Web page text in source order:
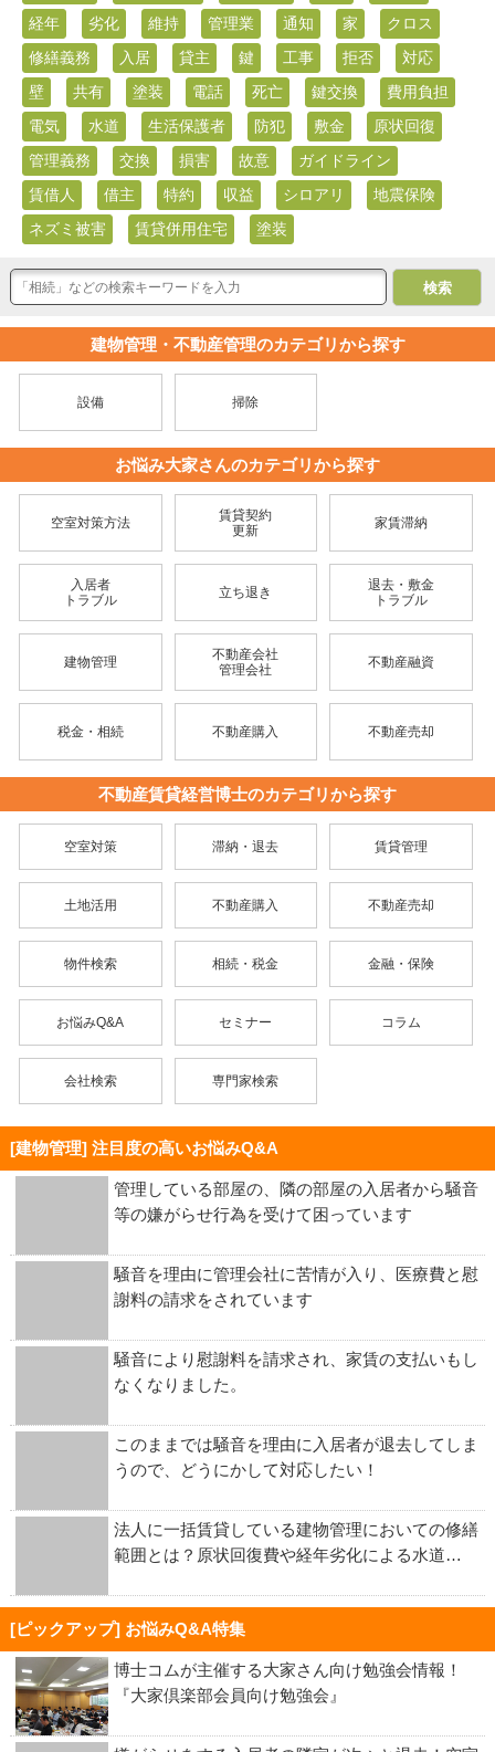
経年
劣化 維持 管理業 通知 家
クロス
修繕義務
入居 貸主 鍵 工事 拒否
対応
壁
共有 塗装 電話 死亡 鍵交換
費用負担
電気
水道 生活保護者 防犯 敷金
原状回復
管理義務
交換 損害 故意
ガイドライン
賃借人
借主 特約 収益 シロアリ
地震保険
ネズミ被害
賃貸併用住宅 塗装
建物管理・不動産管理のカテゴリから探す
設備 掃除
お悩み大家さんのカテゴリから探す
空室対策方法
賃貸契約
更新
家賃滞納
入居者
トラブル
立ち退き
退去・敷金
トラブル
建物管理
不動産会社
管理会社
不動産融資
税金・相続 不動産購入 不動産売却
不動産賃貸経営博士のカテゴリから探す
空室対策 滞納・退去 賃貸管理
土地活用 不動産購入 不動産売却
物件検索 相続・税金 金融・保険
お悩みQ&A セミナー コラム
会社検索 専門家検索
[建物管理] 注目度の高いお悩みQ&A
管理している部屋の、隣の部屋の入居者から騒音
等の嫌がらせ行為を受けて困っています
騒音を理由に管理会社に苦情が入り、医療費と慰
謝料の請求をされています
騒音により慰謝料を請求され、家賃の支払いもし
なくなりました。
このままでは騒音を理由に入居者が退去してしま
うので、どうにかして対応したい！
法人に一括賃貸している建物管理においての修繕
範囲とは？原状回復費や経年劣化による水道…
[ピックアップ] お悩みQ&A特集
博士コムが主催する大家さん向け勉強会情報！
『大家倶楽部会員向け勉強会』